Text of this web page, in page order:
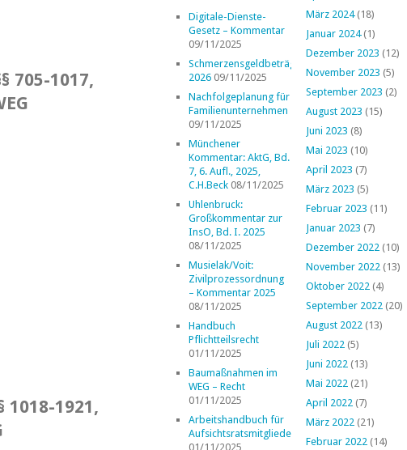
705-1017,
1018-1921,
Digitale-Dienste-
Gesetz – Kommentar
09/11/2025
Schmerzensgeldbeträge
2026 09/11/2025
Nachfolgeplanung für
Familienunternehmen
09/11/2025
Münchener
Kommentar: AktG, Bd.
7, 6. Aufl., 2025,
C.H.Beck 08/11/2025
Uhlenbruck:
Großkommentar zur
InsO, Bd. I. 2025
08/11/2025
Musielak/Voit:
Zivilprozessordnung
– Kommentar 2025
08/11/2025
Handbuch
Pflichtteilsrecht
01/11/2025
Baumaßnahmen im
WEG – Recht
01/11/2025
Arbeitshandbuch für
Aufsichtsratsmitglieder
01/11/2025
März 2024(18)
Januar 2024(1)
Dezember 2023 (12)
November 2023 (5)
September 2023 (2)
August 2023 (15)
Juni 2023 (8)
Mai 2023 (10)
April 2023 (7)
März 2023 (5)
Februar 2023 (11)
Januar 2023 (7)
Dezember 2022 (10)
November 2022 (13)
Oktober 2022 (4)
September 2022 (20)
August 2022 (13)
Juli 2022 (5)
Juni 2022 (13)
Mai 2022 (21)
April 2022 (7)
März 2022 (21)
Februar 2022 (14)